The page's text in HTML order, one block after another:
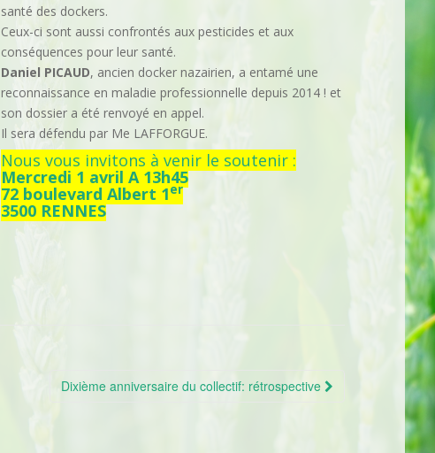
santé des dockers.
Ceux-ci sont aussi confrontés aux pesticides et aux
conséquences pour leur santé.
Daniel PICAUD, ancien docker nazairien, a entamé une
reconnaissance en maladie professionnelle depuis 2014 ! et
son dossier a été renvoyé en appel.
Il sera défendu par Me LAFFORGUE.
Nous vous invitons à venir le soutenir :
Mercredi 1 avril A 13h45
72 boulevard Albert 1er
3500 RENNES
Dixième anniversaire du collectif: rétrospective